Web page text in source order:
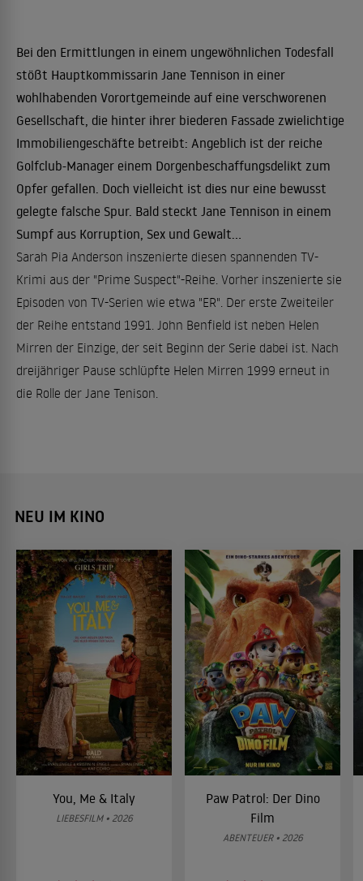
Bei den Ermittlungen in einem ungewöhnlichen Todesfall
stößt Hauptkommissarin Jane Tennison in einer
wohlhabenden Vorortgemeinde auf eine verschworenen
Gesellschaft, die hinter ihrer biederen Fassade zwielichtige
Immobiliengeschäfte betreibt: Angeblich ist der reiche
Golfclub-Manager einem Dorgenbeschaffungsdelikt zum
Opfer gefallen. Doch vielleicht ist dies nur eine bewusst
gelegte falsche Spur. Bald steckt Jane Tennison in einem
Sumpf aus Korruption, Sex und Gewalt...
Sarah Pia Anderson inszenierte diesen spannenden TV-
Krimi aus der "Prime Suspect"-Reihe. Vorher inszenierte sie
Episoden von TV-Serien wie etwa "ER". Der erste Zweiteiler
der Reihe entstand 1991. John Benfield ist neben Helen
Mirren der Einzige, der seit Beginn der Serie dabei ist. Nach
dreijähriger Pause schlüpfte Helen Mirren 1999 erneut in
die Rolle der Jane Tenison.
NEU IM KINO
You, Me & Italy
LIEBESFILM • 2026
Paw Patrol: Der Dino
Film
ABENTEUER • 2026